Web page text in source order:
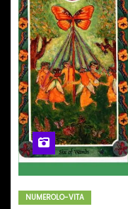
NUMEROLO-VITA